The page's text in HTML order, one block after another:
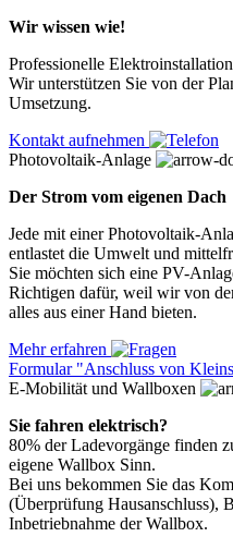
Wir wissen wie!
Professionelle
Wir unterstützen Sie von der
Umsetzung.
Kontakt aufnehmen
Photovoltaik-Anlage
Der Strom vom eigenen Dach
Jede mit einer Photovoltaik-
entlastet die Umwelt und
Sie möchten sich eine PV-
Richtigen dafür, weil wir von
alles aus einer Hand bieten.
Mehr erfahren
Formular "Anschluss von
E-Mobilität und Wallboxen
Sie fahren elektrisch?
80% der Ladevorgänge finden
eigene Wallbox Sinn.
Bei uns bekommen Sie das
(Überprüfung Hausanschluss),
Inbetriebnahme der Wallbox.